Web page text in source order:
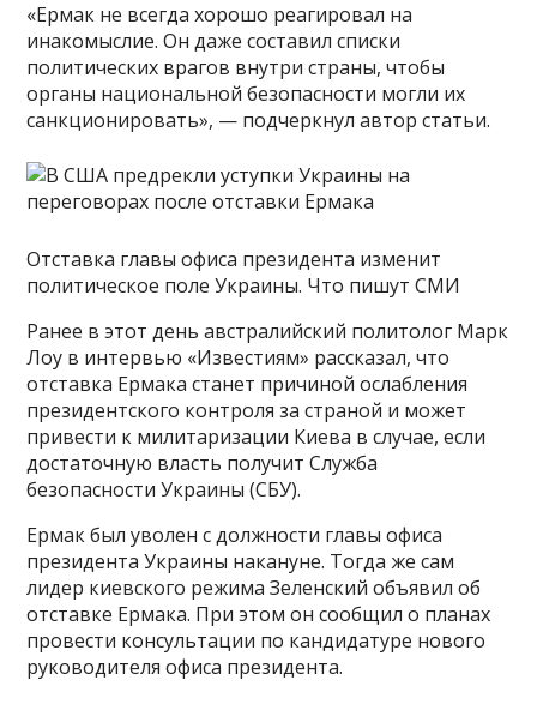
«Ермак не всегда хорошо реагировал на
инакомыслие. Он даже составил списки
политических врагов внутри страны, чтобы
органы национальной безопасности могли их
санкционировать», — подчеркнул автор статьи.
Отставка главы офиса президента изменит
политическое поле Украины. Что пишут СМИ
Ранее в этот день австралийский политолог Марк
Лоу в интервью «Известиям» рассказал, что
отставка Ермака станет причиной ослабления
президентского контроля за страной и может
привести к милитаризации Киева в случае, если
достаточную власть получит Служба
безопасности Украины (СБУ).
Ермак был уволен с должности главы офиса
президента Украины накануне. Тогда же сам
лидер киевского режима Зеленский объявил об
отставке Ермака. При этом он сообщил о планах
провести консультации по кандидатуре нового
руководителя офиса президента.